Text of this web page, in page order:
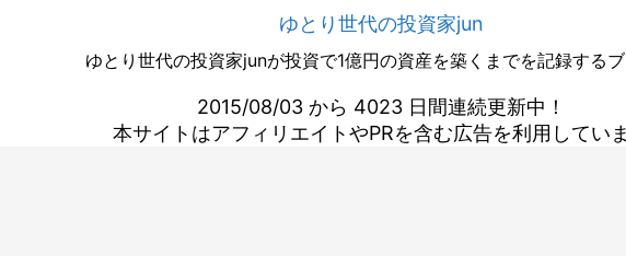
ゆとり世代の投資家jun
ゆとり世代の投資家junが投資で1億円の資産を築くまでを記録するブ
2015/08/03 から 4023 日間連続更新中！
本サイトはアフィリエイトやPRを含む広告を利用してい